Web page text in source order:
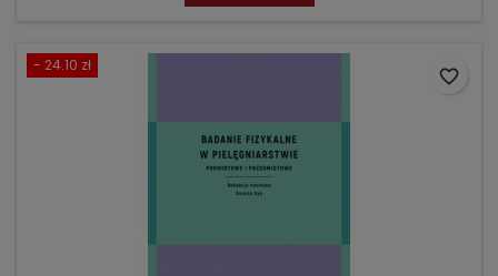
- 24.10 zł
favorite_border